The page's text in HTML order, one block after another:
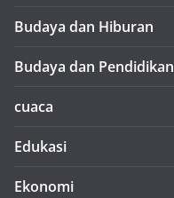
Budaya dan Hiburan
Budaya dan Pendidikan
cuaca
Edukasi
Ekonomi